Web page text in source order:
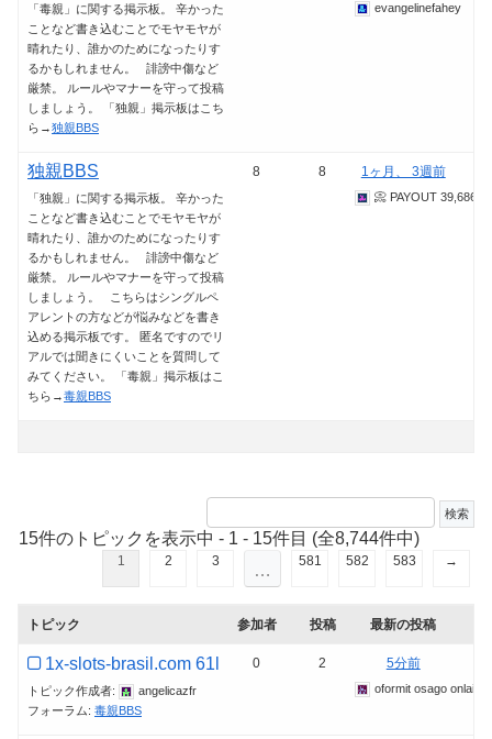
「毒親」に関する掲示板。 辛かった
ことなど書き込むことでモヤモヤが
晴れたり、誰かのためになったりす
るかもしれません。 誹謗中傷など
厳禁。 ルールやマナーを守って投稿
しましょう。 「独親」掲示板はこち
ら→独親BBS
evangelinefahey
独親BBS
「独親」に関する掲示板。 辛かった
ことなど書き込むことでモヤモヤが
晴れたり、誰かのためになったりす
るかもしれません。 誹謗中傷など
厳禁。 ルールやマナーを守って投稿
しましょう。 こちらはシングルペ
アレントの方などが悩みなどを書き
込める掲示板です。 匿名ですのでリ
アルでは聞きにくいことを質問して
みてください。 「毒親」掲示板はこ
ちら→毒親BBS
8 8 1ヶ月、 3週前
📀 PAYOUT
15件のトピックを表示中 - 1 - 15件目 (全8,744件中)
1 2 3 … 581 582 583 →
トピック 参加者 投稿 最新の投稿
1x-slots-brasil.com 61l
トピック作成者:
angelicazfr
フォーラム: 毒親BBS
0 2 5分前
oformit osago